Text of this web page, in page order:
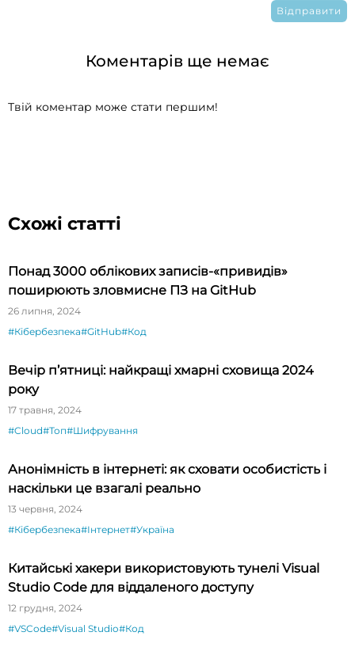
Коментарів ще немає
Твій коментар може стати першим!
Схожі статті
Понад 3000 облікових записів-«привидів»
поширюють зловмисне ПЗ на GitHub
26 липня, 2024
#Кібербезпека#GitHub#Код
Вечір п’ятниці: найкращі хмарні сховища 2024
року
17 травня, 2024
#Cloud#Топ#Шифрування
Анонімність в інтернеті: як сховати особистість і
наскільки це взагалі реально
13 червня, 2024
#Кібербезпека#Інтернет#Україна
Китайські хакери використовують тунелі Visual
Studio Code для віддаленого доступу
12 грудня, 2024
#VSCode#Visual Studio#Код